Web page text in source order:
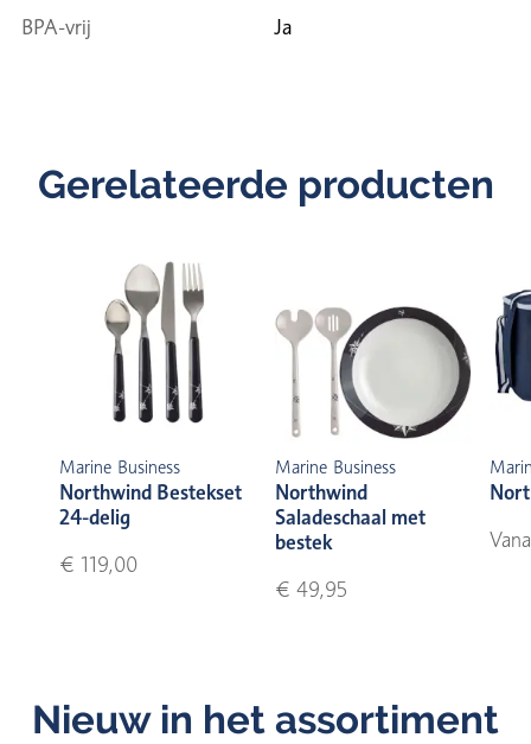
BPA-vrij Ja
Gerelateerde producten
Marine Business
Northwind Bestekset
24-delig
€ 119,00
Marine Business
Northwind
Saladeschaal met
bestek
€ 49,95
Nieuw in het assortiment